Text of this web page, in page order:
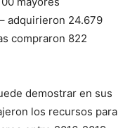
adquirieron 24.679
compraron 822
demostrar en sus
los recursos para